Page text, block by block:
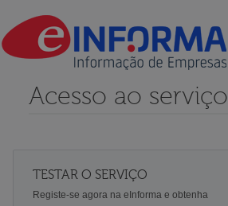
Acesso ao serviço
TESTAR O SERVIÇO
Registe-se agora na eInforma e obtenha